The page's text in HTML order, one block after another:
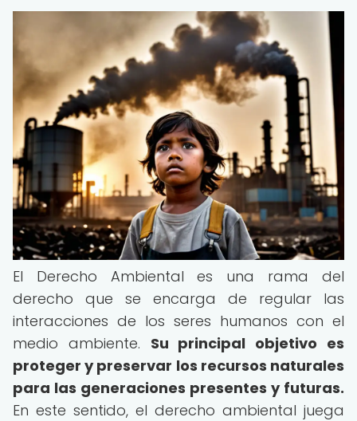
El Derecho Ambiental es una rama del
derecho que se encarga de regular las
interacciones de los seres humanos con el
medio ambiente. Su principal objetivo es
proteger y preservar los recursos naturales
para las generaciones presentes y futuras.
En este sentido, el derecho ambiental juega